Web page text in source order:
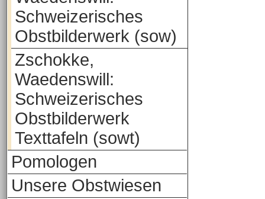
Schweizerisches
Obstbilderwerk (sow)
Zschokke,
Waedenswill:
Schweizerisches
Obstbilderwerk
Texttafeln (sowt)
Pomologen
Unsere Obstwiesen